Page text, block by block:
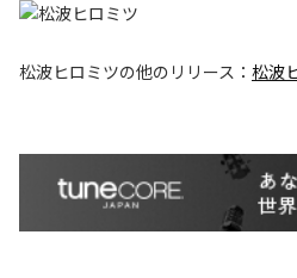
松波ヒロミツの他のリリース： 松波